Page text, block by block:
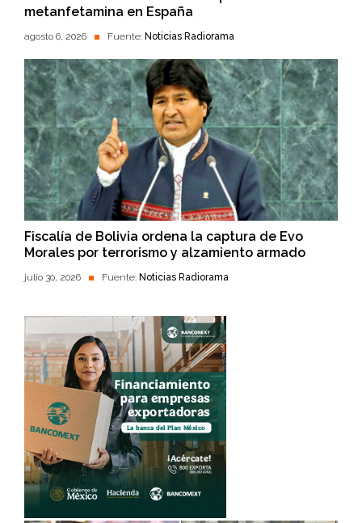
metanfetamina en España
agosto 6, 2026 Fuente: Noticias Radiorama
Fiscalía de Bolivia ordena la captura de Evo
Morales por terrorismo y alzamiento armado
julio 30, 2026 Fuente: Noticias Radiorama